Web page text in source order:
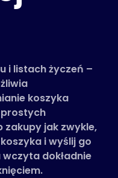
sklepy
i listach życzeń –
koszyka
prostych
zakupy jak zwykle,
i wyślij go
dokładnie